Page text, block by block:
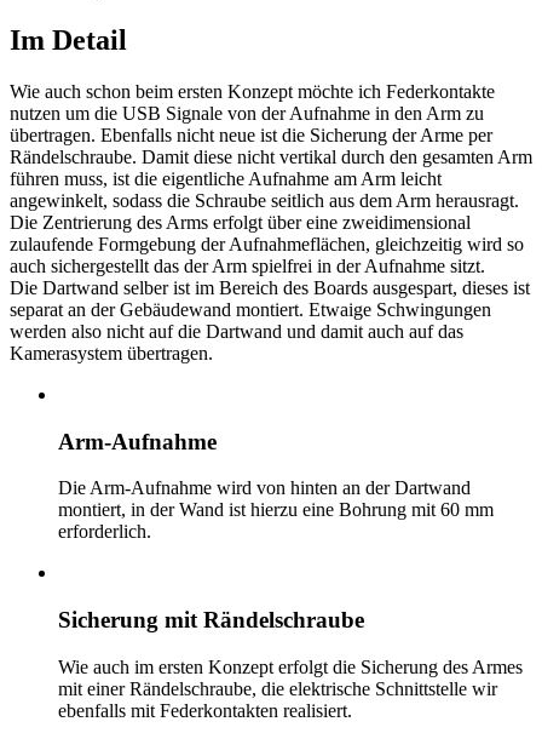
Im Detail
Wie auch schon beim ersten Konzept möchte ich Federkontakte
nutzen um die USB Signale von der Aufnahme in den Arm zu
übertragen. Ebenfalls nicht neue ist die Sicherung der Arme per
Rändelschraube. Damit diese nicht vertikal durch den gesamten Arm
führen muss, ist die eigentliche Aufnahme am Arm leicht
angewinkelt, sodass die Schraube seitlich aus dem Arm herausragt.
Die Zentrierung des Arms erfolgt über eine zweidimensional
zulaufende Formgebung der Aufnahmeflächen, gleichzeitig wird so
auch sichergestellt das der Arm spielfrei in der Aufnahme sitzt.
Die Dartwand selber ist im Bereich des Boards ausgespart, dieses ist
separat an der Gebäudewand montiert. Etwaige Schwingungen
werden also nicht auf die Dartwand und damit auch auf das
Kamerasystem übertragen.
Arm-Aufnahme
Die Arm-Aufnahme wird von hinten an der Dartwand
montiert, in der Wand ist hierzu eine Bohrung mit 60 mm
erforderlich.
Sicherung mit Rändelschraube
Wie auch im ersten Konzept erfolgt die Sicherung des Armes
mit einer Rändelschraube, die elektrische Schnittstelle wir
ebenfalls mit Federkontakten realisiert.